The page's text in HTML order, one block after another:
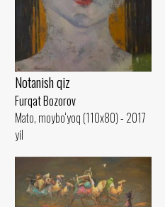
Notanish qiz
Furqat Bozorov
Mato, moybo‘yoq (110x80) - 2017
yil